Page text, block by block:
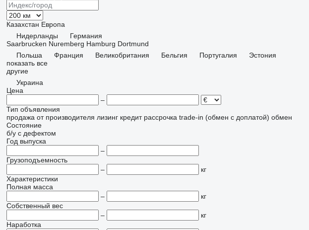
Казахстан Европа
Нидерланды
Германия
Saarbrucken Nuremberg Hamburg Dortmund
Польша
Франция Великобритания Бельгия Португалия
Эстония
показать все
другие
Украина
Цена
–
Тип объявления
продажа от производителя лизинг кредит рассрочка trade-in (обмен с доплатой) обмен
Состояние
б/у с дефектом
Год выпуска
–
Грузоподъемность
–
кг
Характеристики
Полная масса
–
кг
Собственный вес
–
кг
Наработка